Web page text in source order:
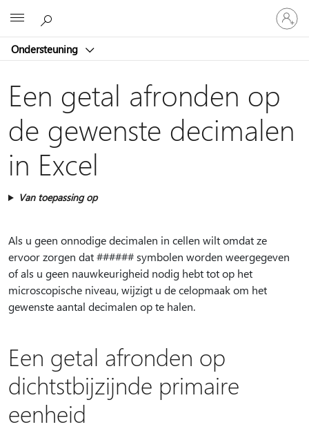
Ondersteuning
Meld
je
aan
je
Een getal afronden op
de gewenste decimalen
in Excel
Van toepassing op
Als u geen onnodige decimalen in cellen wilt omdat ze
ervoor zorgen dat ###### symbolen worden weergegeven
of als u geen nauwkeurigheid nodig hebt tot op het
microscopische niveau, wijzigt u de celopmaak om het
gewenste aantal decimalen op te halen.
Een getal afronden op
dichtstbijzijnde primaire
eenheid